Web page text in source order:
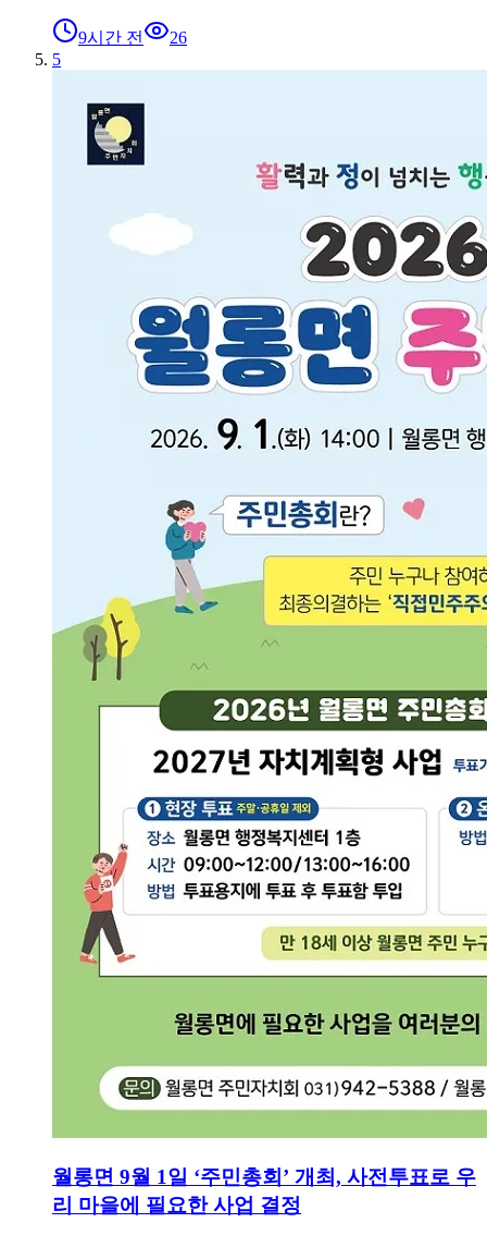
9시간 전
26
5
월롱면 9월 1일 ‘주민총회’ 개최, 사전투표로 우
리 마을에 필요한 사업 결정